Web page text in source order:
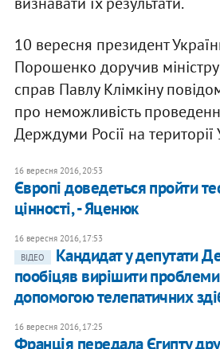
10 вересня президент
Порошенко доручив
справ Павлу Клімкіну
про неможливість
Держдуми Росії на території
16 вересня 2016, 20:53
Європі доведеться пройти
цінності, - Яценюк
16 вересня 2016, 17:53
ВІДЕО
Кандидат у депутати
пообіцяв вирішити
допомогою телепатичних
16 вересня 2016, 17:25
Франція передала Єгипту